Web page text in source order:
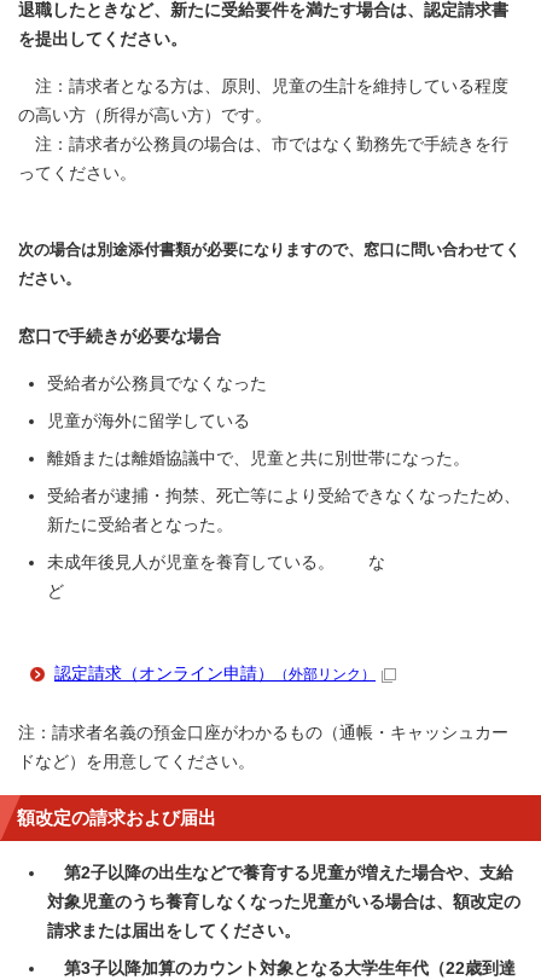
退職したときなど、新たに受給要件を満たす場合は、認定請求書
を提出してください。
注：請求者となる方は、原則、児童の生計を維持している程度
の高い方（所得が高い方）です。
注：請求者が公務員の場合は、市ではなく勤務先で手続きを行
ってください。
次の場合は別途添付書類が必要になりますので、窓口に問い合わせてく
ださい。
窓口で手続きが必要な場合
受給者が公務員でなくなった
児童が海外に留学している
離婚または離婚協議中で、児童と共に別世帯になった。
受給者が逮捕・拘禁、死亡等により受給できなくなったため、
新たに受給者となった。
未成年後見人が児童を養育している。 な
ど
認定請求（オンライン申請） （外部リンク）
注：請求者名義の預金口座がわかるもの（通帳・キャッシュカー
ドなど）を用意してください。
額改定の請求および届出
第2子以降の出生などで養育する児童が増えた場合や、支給
対象児童のうち養育しなくなった児童がいる場合は、額改定の
請求または届出をしてください。
第3子以降加算のカウント対象となる大学生年代（22歳到達